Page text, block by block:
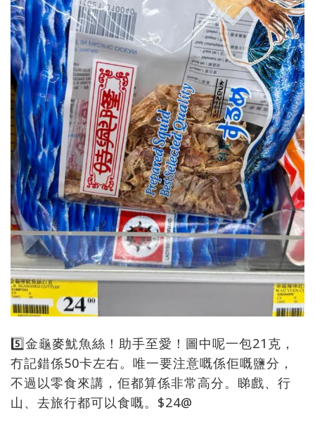
5️⃣金龜麥魷魚絲！助手至愛！圖中呢一包21克，
冇記錯係50卡左右。唯一要注意嘅係佢嘅鹽分，
不過以零食來講，佢都算係非常高分。睇戲、行
山、去旅行都可以食嘅。$24@